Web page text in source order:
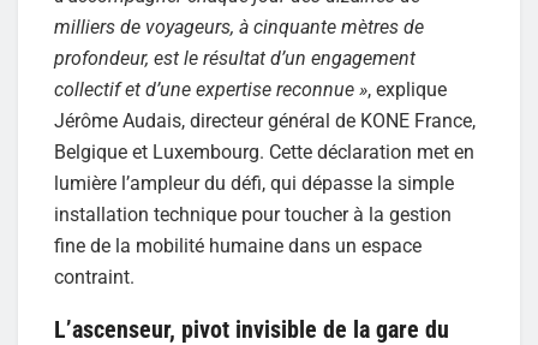
milliers de voyageurs, à cinquante mètres de
profondeur, est le résultat d’un engagement
collectif et d’une expertise reconnue », explique
Jérôme Audais, directeur général de KONE France,
Belgique et Luxembourg. Cette déclaration met en
lumière l’ampleur du défi, qui dépasse la simple
installation technique pour toucher à la gestion
fine de la mobilité humaine dans un espace
contraint.
L’ascenseur, pivot invisible de la gare du